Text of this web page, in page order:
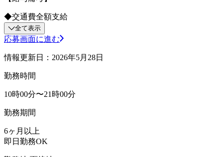
◆交通費全額支給
全て表示
応募画面に進む
情報更新日：2026年5月28日
勤務時間
10時00分〜21時00分
勤務期間
6ヶ月以上
即日勤務OK